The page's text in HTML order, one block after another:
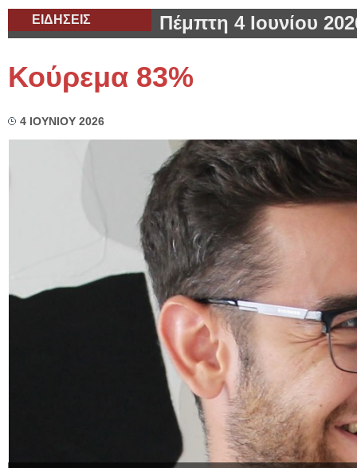
ΕΙΔΗΣΕΙΣ Πέμπτη 4 Ιουνίου
Κούρεμα 83%
4 ΙΟΥΝΙΟΥ 2026